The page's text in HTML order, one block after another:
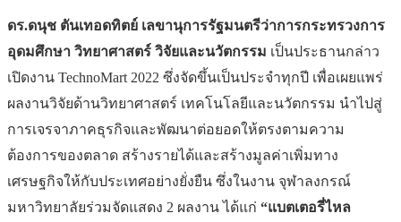
ดร.ดนุช ตันเทอดทิตย์ เลขานุการรัฐมนตรีว่าการกระทรวงการ
อุดมศึกษา วิทยาศาสตร์ วิจัยและนวัตกรรม เป็นประธานกล่าว
เปิดงาน TechnoMart 2022 ซึ่งจัดขึ้นเป็นประจำทุกปี เพื่อเผยแพร่
ผลงานวิจัยด้านวิทยาศาสตร์ เทคโนโลยีและนวัตกรรม นำไปสู่
การเจรจาภาคธุรกิจและพัฒนาต่อยอดให้ตรงตามความ
ต้องการของตลาด สร้างรายได้และสร้างมูลค่าเพิ่มทาง
เศรษฐกิจให้กับประเทศอย่างยั่งยืน ซึ่งในงาน จุฬาลงกรณ์
มหาวิทยาลัยร่วมจัดแสดง 2 ผลงาน ได้แก่ “แบตเตอรี่ไหล